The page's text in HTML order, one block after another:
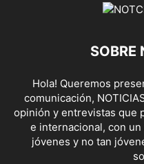
SOBRE
Hola! Queremos
comunicación,
opinión y entrevistas que
e internacional, con
jóvenes y no tan